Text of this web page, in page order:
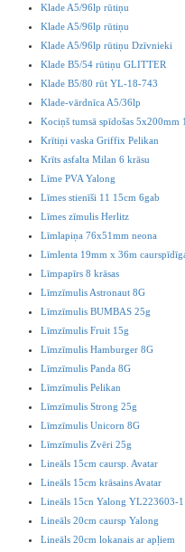
Klade A5/96lp rūtiņu
Klade A5/96lp rūtiņu
Klade A5/96lp rūtiņu Dzīvnieki
Klade B5/54 rūtiņu GLITTER
Klade B5/80 rūt YL-18-743
Klade-vārdnīca A5/36lp
Kociņš tumsā spīdošas 5x200mm
Krītiņi vaska Griffix Pelikan
Krīts asfalta Milan 6 krāsu
Līme PVA Yalong
Līmes stienīši 11 15cm 6gab
Līmes zīmulis Herlitz
Līmlapiņa 76x51mm neona
Līmlenta 19mm x 36m
Līmpapīrs 8 krāsas
Līmzīmulis Astronaut 8G
Līmzīmulis BUMBAS 25g
Līmzīmulis Fruit 15g
Līmzīmulis Hamburger 8G
Līmzīmulis Panda 8G
Līmzīmulis Pelikan
Līmzīmulis Strong 25g
Līmzīmulis Unicorn 8G
Līmzīmulis Zvēri 25g
Lineāls 15cm caursp. Avatar
Lineāls 15cm krāsains Avatar
Lineāls 15cn Yalong YL223603-1
Lineāls 20cm caursp Yalong
Lineāls 20cm lokanais ar apļiem